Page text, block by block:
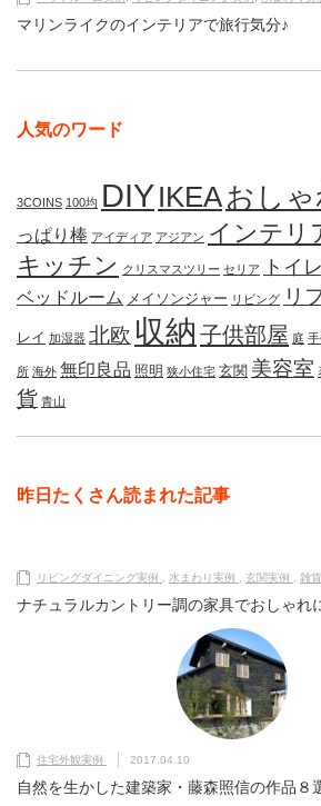
マリンライクのインテリアで旅行気分♪
人気のワード
3COINS 100均 DIYIKEAおし
っぱり棒 アイディア アジアン インテリ
キッチン クリスマスツリー セリア トイレ
ベッドルーム メイソンジャー リビング リ
レイ 加湿器 北欧 収納 子供部屋 庭 手
所 海外 無印良品 照明 狭小住宅 玄関 美容室
貨 青山
昨日たくさん読まれた記事
リビングダイニング実例 水まわり実例 玄関実例 雑貨
ナチュラルカントリー調の家具でおしゃれ
住宅外観実例 2017.04.10
自然を生かした建築家・藤森照信の作品８